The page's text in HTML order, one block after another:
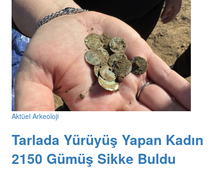
Aktüel Arkeoloji
Tarlada Yürüyüş Yapan Kadın
2150 Gümüş Sikke Buldu